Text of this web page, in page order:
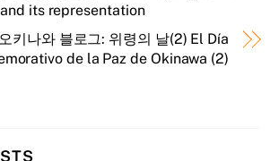
its representation
오키나와 블로그: 위령의 날(2) El Día
de la Paz de Okinawa (2)